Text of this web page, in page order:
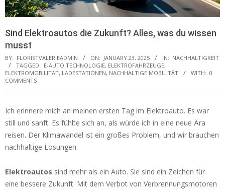
Sind Elektroautos die Zukunft? Alles, was du wissen
musst
BY: FLORISTVALERIEADMIN ON: JANUARY 23, 2025 IN: NACHHALTIGKEIT
TAGGED: E-AUTO TECHNOLOGIE, ELEKTROFAHRZEUGE,
ELEKTROMOBILITÄT, LADESTATIONEN, NACHHALTIGE MOBILITÄT WITH: 0
COMMENTS
Ich erinnere mich an meinen ersten Tag im Elektroauto. Es war
still und sanft. Es fühlte sich an, als würde ich in eine neue Ära
reisen. Der Klimawandel ist ein großes Problem, und wir brauchen
nachhaltige Lösungen.
Elektroautos sind mehr als ein Auto. Sie sind ein Zeichen für
eine bessere Zukunft. Mit dem Verbot von Verbrennungsmotoren